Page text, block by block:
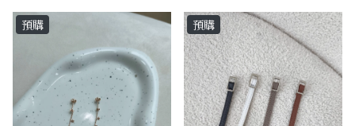
預購 預購